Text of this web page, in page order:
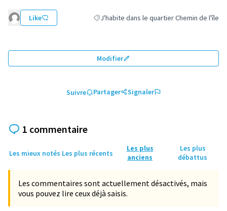
Like Filtrer les résultats de la catégorie :
J'habite dans le quartier Chemin de l'île
Modifier
Suivre Partager Signaler
1 commentaire
Les mieux notés Les plus récents
Les plus
anciens
Les plus
débattus
Les commentaires sont actuellement désactivés, mais
vous pouvez lire ceux déjà saisis.